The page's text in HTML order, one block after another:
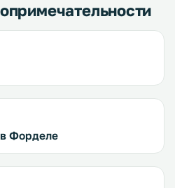
Форделе